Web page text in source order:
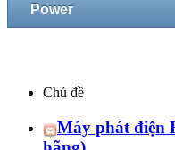
Power
Chủ đề
Máy phát điện